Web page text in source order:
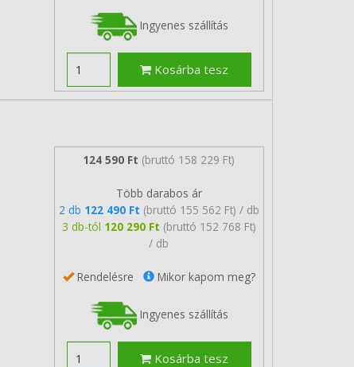
Ingyenes szállítás
Kosárba tesz
124 590 Ft (bruttó 158 229 Ft)
Több darabos ár
2 db 122 490 Ft (bruttó 155 562 Ft) / db
3 db-tól 120 290 Ft (bruttó 152 768 Ft)
/ db
Rendelésre Mikor kapom meg?
Ingyenes szállítás
Kosárba tesz